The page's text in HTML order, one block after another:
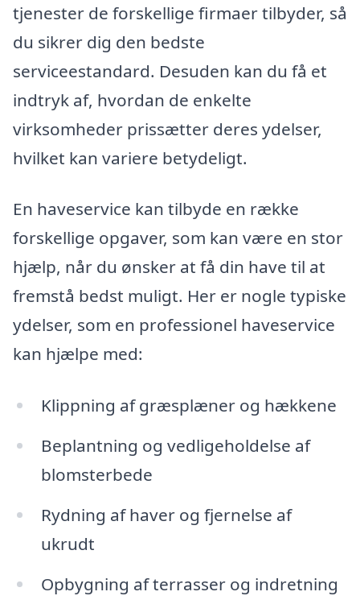
tjenester de forskellige firmaer tilbyder, så
du sikrer dig den bedste
serviceestandard. Desuden kan du få et
indtryk af, hvordan de enkelte
virksomheder prissætter deres ydelser,
hvilket kan variere betydeligt.
En haveservice kan tilbyde en række
forskellige opgaver, som kan være en stor
hjælp, når du ønsker at få din have til at
fremstå bedst muligt. Her er nogle typiske
ydelser, som en professionel haveservice
kan hjælpe med:
Klippning af græsplæner og hækkene
Beplantning og vedligeholdelse af
blomsterbede
Rydning af haver og fjernelse af
ukrudt
Opbygning af terrasser og indretning